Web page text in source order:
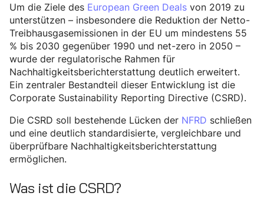
Um die Ziele des European Green Deals von 2019 zu
unterstützen – insbesondere die Reduktion der Netto-
Treibhausgasemissionen in der EU um mindestens 55
% bis 2030 gegenüber 1990 und net-zero in 2050 –
wurde der regulatorische Rahmen für
Nachhaltigkeitsberichterstattung deutlich erweitert.
Ein zentraler Bestandteil dieser Entwicklung ist die
Corporate Sustainability Reporting Directive (CSRD).
Die CSRD soll bestehende Lücken der NFRD schließen
und eine deutlich standardisierte, vergleichbare und
überprüfbare Nachhaltigkeitsberichterstattung
ermöglichen.
Was ist die CSRD?